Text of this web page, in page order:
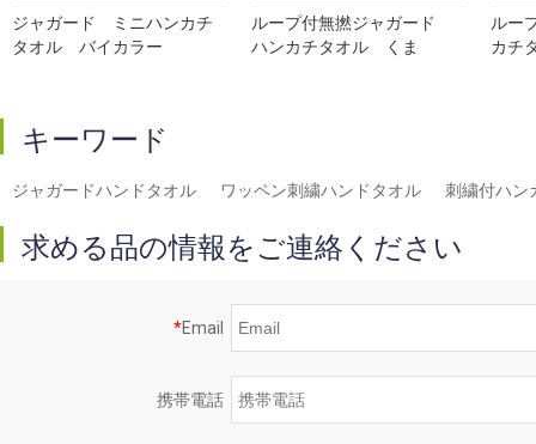
ジャガード ミニハンカチ
タオル バイカラー
ループ付無撚ジャガード
ハンカチタオル くま
ルー
カチ
キーワード
ジャガードハンドタオル ワッペン刺繍ハンドタオル 刺繍付ハン
求める品の情報をご連絡ください
*Email
携帯電話